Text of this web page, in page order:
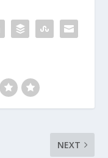
NEXT